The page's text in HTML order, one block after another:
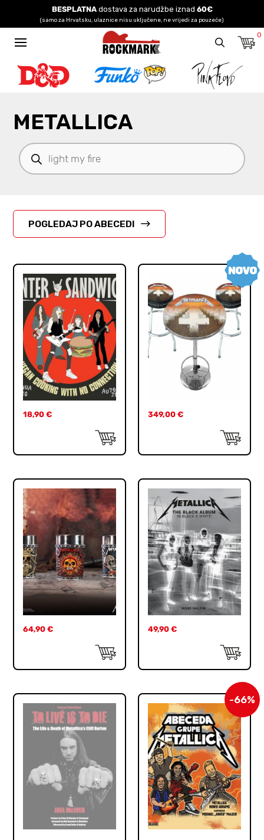
BESPLATNAdostava za narudžbe iznad 60€
(samo za Hrvatsku, ulaznice nisu uključene, ne vrijedi za pouzeće)
0
METALLICA
Products
search
POGLEDAJ PO ABECEDI
18,90€ 349,00 €
64,90€ 49,90 €
-66%